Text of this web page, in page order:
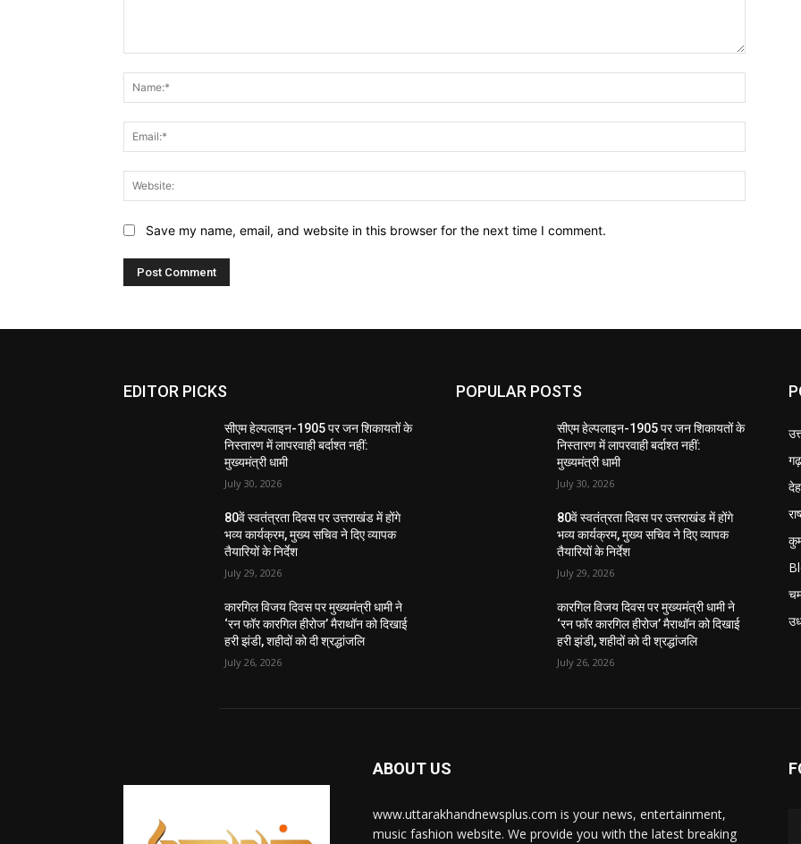
Save my name, email, and website in this browser for the next time I comment.
EDITOR PICKS
सीएम हेल्पलाइन-1905 पर जन शिकायतों के
निस्तारण में लापरवाही बर्दाश्त नहीं:
मुख्यमंत्री धामी
July 30, 2026
80वें स्वतंत्रता दिवस पर उत्तराखंड में होंगे
भव्य कार्यक्रम, मुख्य सचिव ने दिए व्यापक
तैयारियों के निर्देश
July 29, 2026
कारगिल विजय दिवस पर मुख्यमंत्री धामी ने
‘रन फॉर कारगिल हीरोज’ मैराथॉन को दिखाई
हरी झंडी, शहीदों को दी श्रद्धांजलि
July 26, 2026
POPULAR POSTS
सीएम हेल्पलाइन-1905 पर जन शिकायतों के
निस्तारण में लापरवाही बर्दाश्त नहीं:
मुख्यमंत्री धामी
July 30, 2026
80वें स्वतंत्रता दिवस पर उत्तराखंड में होंगे
भव्य कार्यक्रम, मुख्य सचिव ने दिए व्यापक
तैयारियों के निर्देश
July 29, 2026
कारगिल विजय दिवस पर मुख्यमंत्री धामी ने
‘रन फॉर कारगिल हीरोज’ मैराथॉन को दिखाई
हरी झंडी, शहीदों को दी श्रद्धांजलि
July 26, 2026
ABOUT US
www.uttarakhandnewsplus.com is your news, entertainment,
music fashion website. We provide you with the latest breaking